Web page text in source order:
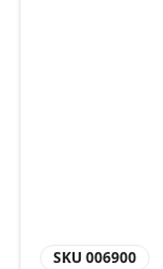
SKU 006900